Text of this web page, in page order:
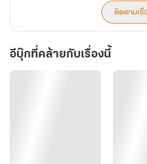
“ท่าน..ท่านพี่” หลิวลี่อินมองไปรอบๆ น
แสดงความใกล้ชิดมากเกินไปเช่นนี้
ผู้ใดเลย อีกทั้งประตูหน้าต่างของห้อง
“เจ้าตัวหอมยิ่งนัก” เขาสูดดมกลิ่นดอก
หลงใหล
ติดตามเรื่
อีบุ๊กที่คล้ายกับเรื่องนี้